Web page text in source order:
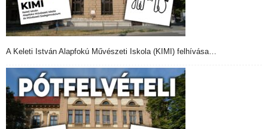
A Keleti István Alapfokú Művészeti Iskola (KIMI) felhívása…